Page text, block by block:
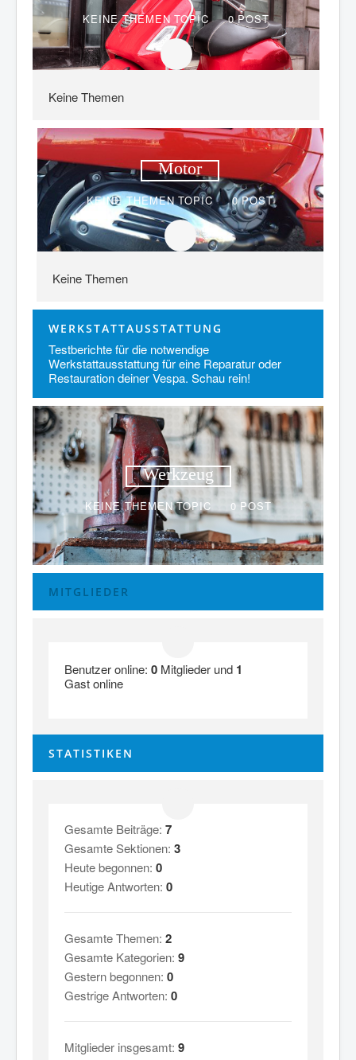
KEINE THEMEN TOPIC 0 POST
Keine Themen
Motor
KEINE THEMEN TOPIC 0 POST
Keine Themen
WERKSTATTAUSSTATTUNG
Testberichte für die notwendige
Werkstattausstattung für eine Reparatur oder
Restauration deiner Vespa. Schau rein!
Werkzeug
KEINE THEMEN TOPIC 0 POST
Keine Themen
MITGLIEDER
Benutzer online: 0 Mitglieder und 1
Gast online
STATISTIKEN
Gesamte Beiträge: 7
Gesamte Sektionen: 3
Heute begonnen: 0
Heutige Antworten: 0
Gesamte Themen: 2
Gesamte Kategorien: 9
Gestern begonnen: 0
Gestrige Antworten: 0
Mitglieder insgesamt: 9